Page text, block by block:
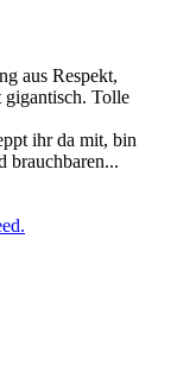
aus Respekt,
gigantisch. Tolle
ihr da mit, bin
brauchbaren...